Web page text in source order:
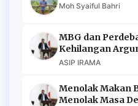
Moh Syaiful Bahri
MBG dan
Kehilangan
ASIP IRAMA
Menolak Makan
Menolak Masa